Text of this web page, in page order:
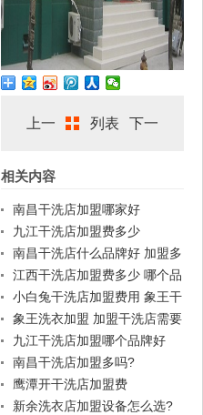
上一
篇
列表 下一
相关内容
南昌干洗店加盟哪家好
九江干洗店加盟费多少
南昌干洗店什么品牌好 加盟多
少钱
江西干洗店加盟费多少 哪个品
牌好
小白兔干洗店加盟费用 象王干
洗
象王洗衣加盟 加盟干洗店需要
多少钱
九江干洗店加盟哪个品牌好
南昌干洗店加盟多吗?
鹰潭开干洗店加盟费
新余洗衣店加盟设备怎么选?